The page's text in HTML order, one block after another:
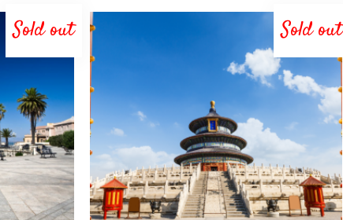
Sold out Sold out
LEGGI TUTTO